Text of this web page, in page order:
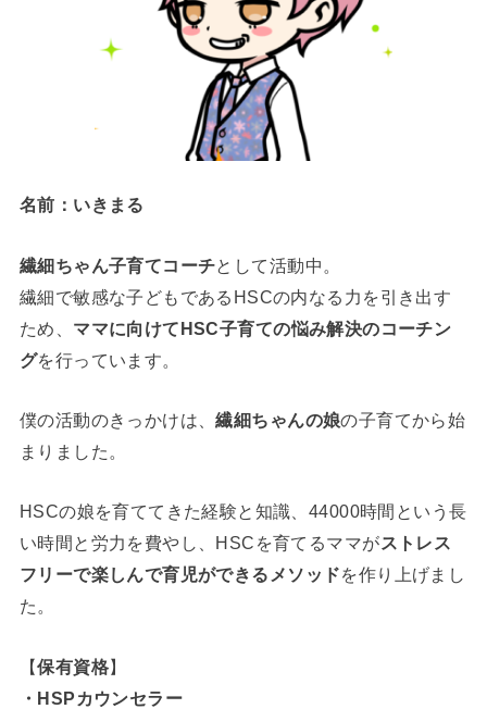
名前：いきまる
繊細ちゃん子育てコーチとして活動中。
繊細で敏感な子どもであるHSCの内なる力を引き出す
ため、 ママに向けてHSC子育ての悩み解決のコーチン
グを行っています。
僕の活動のきっかけは、繊細ちゃんの娘の子育てから始
まりました 。
HSCの娘を育ててきた経験と知識、44000時間という長
い時間と労力を費やし、HSCを育てるママがストレス
フリーで楽しんで育児ができる メソッドを作り上げまし
た。
【保有資格】
・HSPカウンセラー